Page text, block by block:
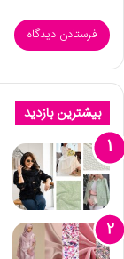
بیشترین بازدید